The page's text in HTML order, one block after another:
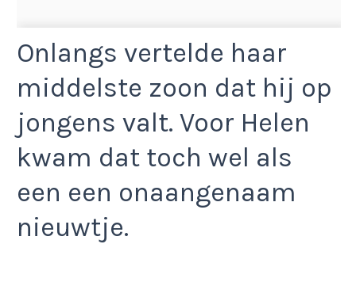
Onlangs vertelde haar
middelste zoon dat hij op
jongens valt. Voor Helen
kwam dat toch wel als
een een onaangenaam
nieuwtje.